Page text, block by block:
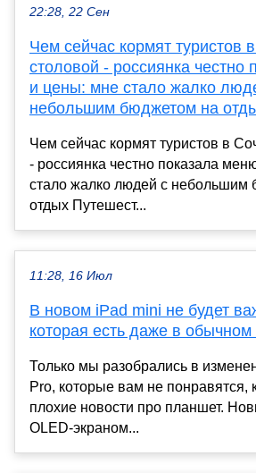
22:28, 22 Сен
Чем сейчас кормят туристов
столовой - россиянка честно
и цены: мне стало жалко
небольшим бюджетом на
Чем сейчас кормят туристов в
- россиянка честно показала
стало жалко людей с небольшим
отдых Путешест...
11:28, 16 Июл
В новом iPad mini не будет
которая есть даже в
Только мы разобрались в
Pro, которые вам не понравятся,
плохие новости про планшет.
OLED-экраном...